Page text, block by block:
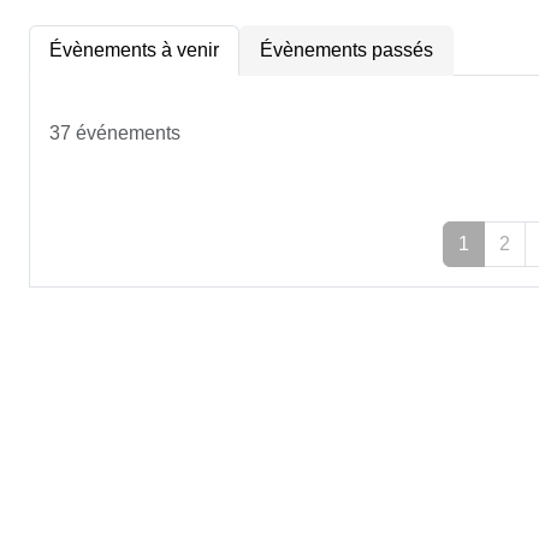
Évènements à venir Évènements passés
37 événements
1 2